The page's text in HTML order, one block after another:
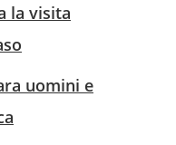
la visita
uomini e